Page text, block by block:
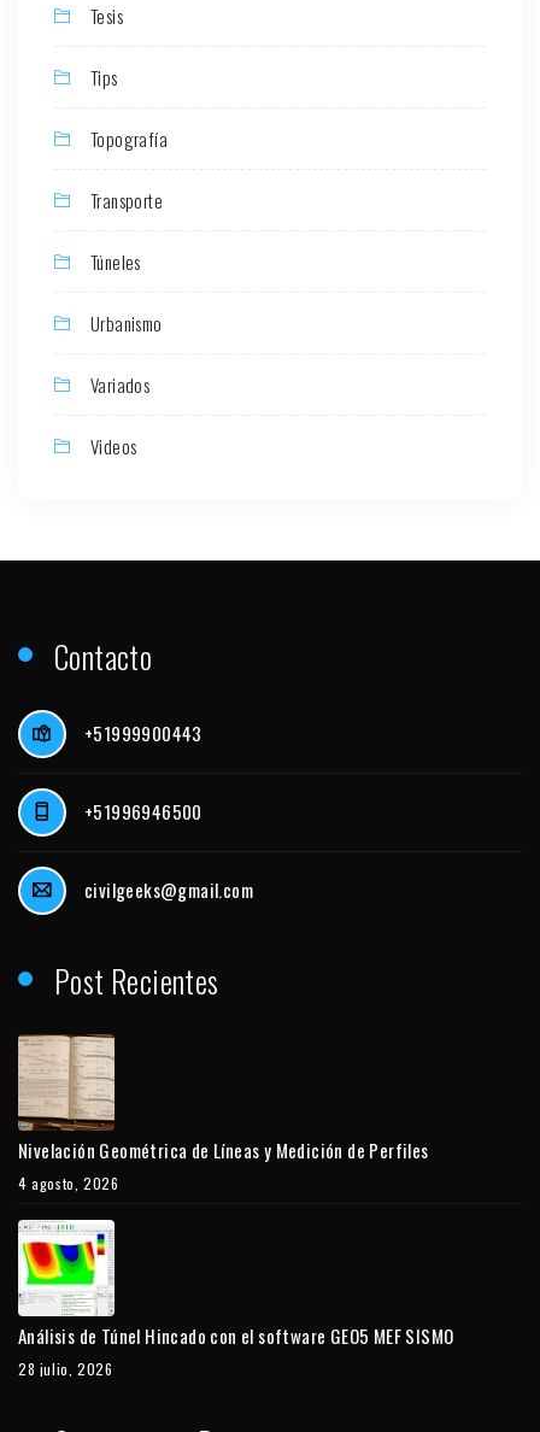
Tesis
Tips
Topografía
Transporte
Túneles
Urbanismo
Variados
Videos
Contacto
+51999900443
+51996946500
civilgeeks@gmail.com
Post Recientes
Nivelación Geométrica de Líneas y Medición de Perfiles
4 agosto, 2026
Análisis de Túnel Hincado con el software GEO5 MEF SISMO
28 julio, 2026